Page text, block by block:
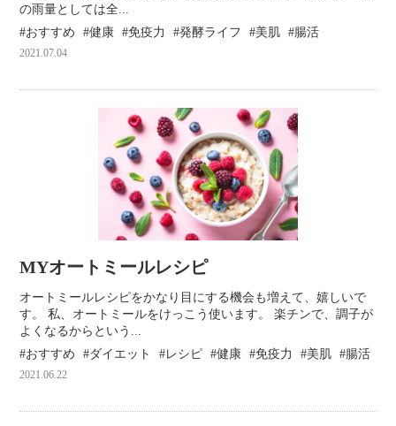
の雨量としては全...
おすすめ
健康 免疫力 発酵ライフ 美肌 腸活
2021.07.04
MYオートミールレシピ
オートミールレシピをかなり目にする機会も増えて、嬉しいで
す。 私、オートミールをけっこう使います。 楽チンで、調子が
よくなるからという...
おすすめ
ダイエット レシピ 健康 免疫力 美肌 腸活
2021.06.22